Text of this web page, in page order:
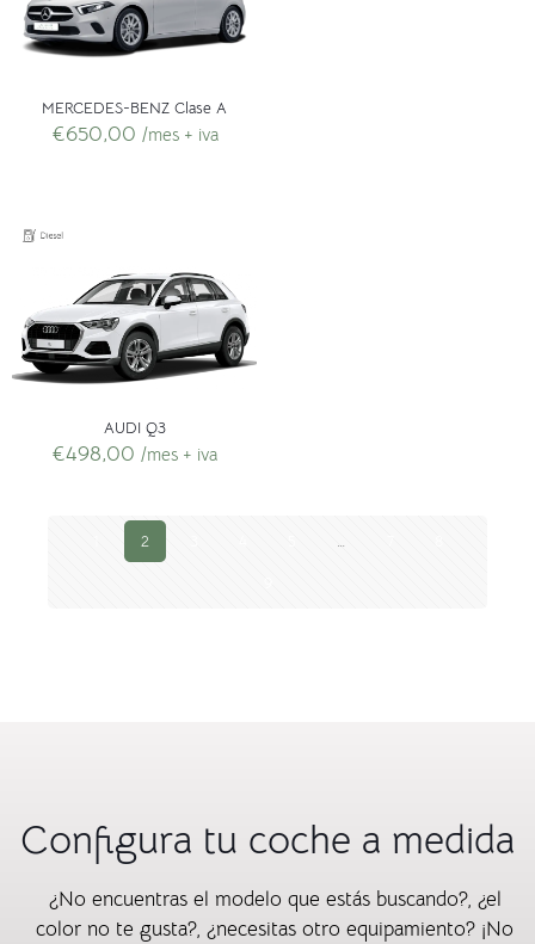
MERCEDES-BENZ Clase A
€650,00 /mes + iva
AUDI Q3
€498,00 /mes + iva
2 …
Configura tu coche a medida
¿No encuentras el modelo que estás buscando?, ¿el
color no te gusta?, ¿necesitas otro equipamiento? ¡No